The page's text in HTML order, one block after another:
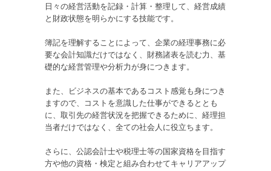
日々の経営活動を記録・計算・整理して、経営成績
と財政状態を明らかにする技能です。
簿記を理解することによって、企業の経理事務に必
要な会計知識だけではなく、財務諸表を読む力、基
礎的な経営管理や分析力が身につきます。
また、ビジネスの基本であるコスト感覚も身につき
ますので、コストを意識した仕事ができるととも
に、取引先の経営状況を把握できるために、経理担
当者だけではなく、全ての社会人に役立ちます。
さらに、公認会計士や税理士等の国家資格を目指す
方や他の資格・検定と組み合わせてキャリアアップ